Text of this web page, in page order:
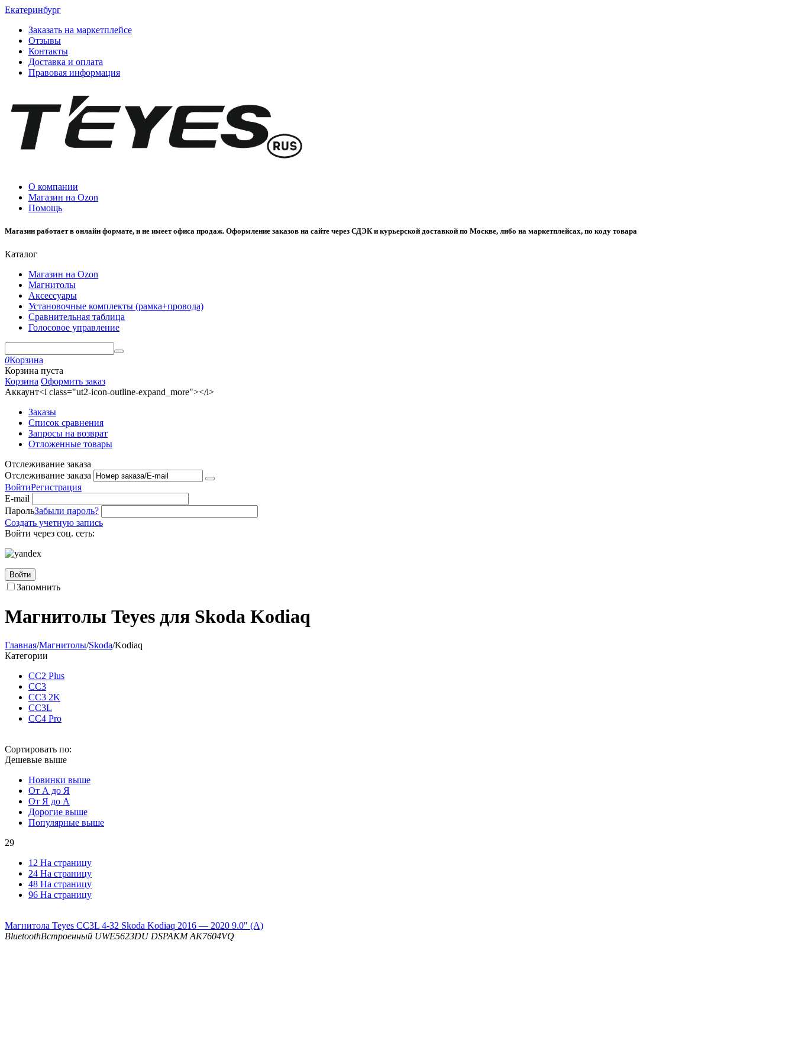
Екатеринбург
Заказать на маркетплейсе
Отзывы
Контакты
Доставка и оплата
Правовая информация
О компании
Магазин на Ozon
Помощь
Магазин работает в онлайн формате, и не имеет офиса продаж. Оформление заказов на сайте через СДЭК и курьерской доставкой по Москве, либо на маркетплейсах, по коду товара
Каталог
Магазин на Ozon
Магнитолы
Аксессуары
Установочные комплекты (рамка+провода)
Сравнительная таблица
Голосовое управление
0Корзина
Корзина пуста
Корзина Оформить заказ
Аккаунт<i class="ut2-icon-outline-expand_more"></i>
Заказы
Список сравнения
Запросы на возврат
Отложенные товары
Отслеживание заказа
Отслеживание заказа
ВойтиРегистрация
E-mail
ПарольЗабыли пароль?
Создать учетную запись
Войти через соц. сеть:
Войти
Запомнить
Магнитолы Teyes для Skoda Kodiaq
Главная/Магнитолы/Skoda/Kodiaq
Категории
CC2 Plus
CC3
CC3 2K
CC3L
CC4 Pro
Сортировать по:
Дешевые выше
Новинки выше
От А до Я
От Я до А
Дорогие выше
Популярные выше
29
12 На страницу
24 На страницу
48 На страницу
96 На страницу
Магнитола Teyes CC3L 4-32 Skoda Kodiaq 2016 — 2020 9.0" (A)
BluetoothВстроенный UWE5623DU DSPAKM AK7604VQ